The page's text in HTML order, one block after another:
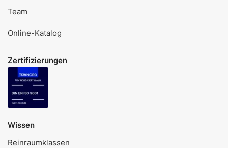
Team
Online-Katalog
Zertifizierungen
Wissen
Reinraumklassen